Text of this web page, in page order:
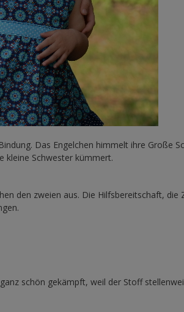
Das Engelchen himmelt ihre Große
kleine Schwester kümmert.
den zweien aus. Die Hilfsbereitschaft, die
schön gekämpft, weil der Stoff